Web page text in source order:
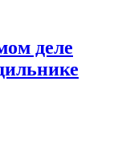
деле